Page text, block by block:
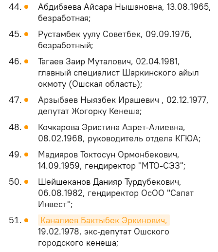
Абдибаева Айсара Нышановна, 13.08.1965,
безработная;
Рустамбек уулу Советбек, 09.09.1976,
безработный;
Тагаев Заир Муталович, 02.04.1981,
главный специалист Шаркинского айыл
окмоту (Ошская область);
Арзыбаев Ныязбек Ирашевич , 02.12.1977,
депутат Жогорку Кенеша;
Кочкарова Эристина Азрет-Алиевна,
08.02.1968, руководитель отдела КГЮА;
Мадияров Токтосун Ормонбекович,
14.09.1959, гендиректор "МТО-СЭЗ";
Шейшеканов Данияр Турдубекович,
06.08.1982, гендиректор ОсОО "Сапат
Инвест";
Каналиев Бактыбек Эркинович,
19.02.1978, экс-депутат Ошского
городского кенеша;